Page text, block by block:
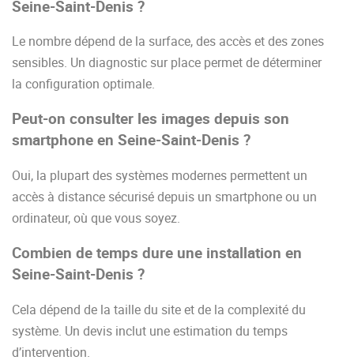
Seine-Saint-Denis ?
Le nombre dépend de la surface, des accès et des zones
sensibles. Un diagnostic sur place permet de déterminer
la configuration optimale.
Peut-on consulter les images depuis son
smartphone en Seine-Saint-Denis ?
Oui, la plupart des systèmes modernes permettent un
accès à distance sécurisé depuis un smartphone ou un
ordinateur, où que vous soyez.
Combien de temps dure une installation en
Seine-Saint-Denis ?
Cela dépend de la taille du site et de la complexité du
système. Un devis inclut une estimation du temps
d’intervention.